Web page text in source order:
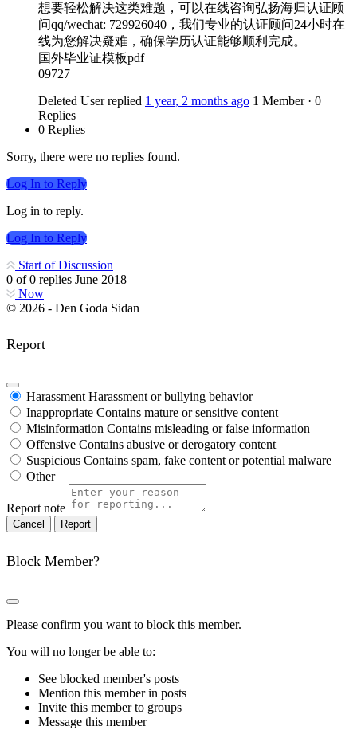
想要轻松解决这类难题，可以在线咨询弘扬海归认证顾
问qq/wechat: 729926040，我们专业的认证顾问24小时在
线为您解决疑难，确保学历认证能够顺利完成。
国外毕业证模板pdf
09727
Deleted User replied 1 year, 2 months ago 1 Member · 0
Replies
0 Replies
Sorry, there were no replies found.
Log In to Reply
Log in to reply.
Log In to Reply
Start of Discussion
0 of0 replies June 2018
Now
© 2026 - Den Goda Sidan
Report
Harassment Harassment or bullying behavior
Inappropriate Contains mature or sensitive content
Misinformation Contains misleading or false information
Offensive Contains abusive or derogatory content
Suspicious Contains spam, fake content or potential malware
Other
Report note
Report
Block Member?
Please confirm you want to block this member.
You will no longer be able to:
See blocked member's posts
Mention this member in posts
Invite this member to groups
Message this member